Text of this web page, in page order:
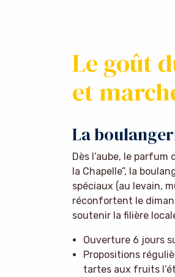
Le goût
et
La
Dès l’aube, le
la Chapelle”, la
spéciaux (au levain,
réconfortent le
soutenir la filière
Ouverture 6 jours
Propositions
tartes aux fruits